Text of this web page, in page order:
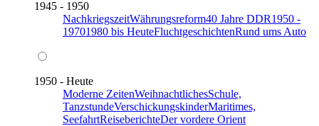
1945 - 1950
NachkriegszeitWährungsreform40 Jahre DDR1950 -
19701980 bis HeuteFluchtgeschichtenRund ums Auto
1950 - Heute
Moderne ZeitenWeihnachtlichesSchule,
TanzstundeVerschickungskinderMaritimes,
SeefahrtReiseberichteDer vordere Orient